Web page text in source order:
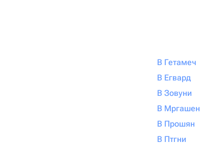
В Гетамеч
В Егвард
В Зовуни
В Мргашен
В Прошян
В Птгни